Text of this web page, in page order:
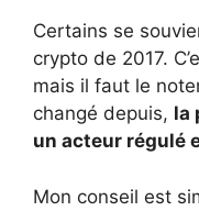
Certains se
crypto de 2017.
mais il faut le
changé depuis, la
un acteur régulé
Mon conseil est